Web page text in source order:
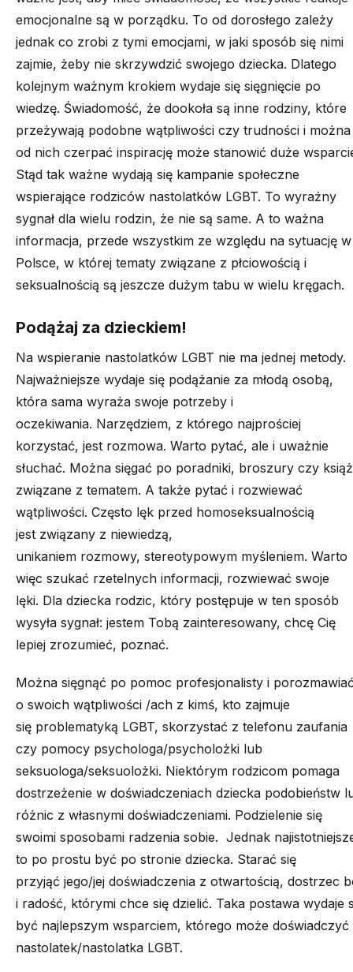
emocjonalne są w porządku. To od dorosłego zależy
jednak co zrobi z tymi emocjami, w jaki sposób się nimi
zajmie, żeby nie skrzywdzić swojego dziecka. Dlatego
kolejnym ważnym krokiem wydaje się sięgnięcie po
wiedzę. Świadomość, że dookoła są inne rodziny, które
przeżywają podobne wątpliwości czy trudności i można
od nich czerpać inspirację może stanowić duże
Stąd tak ważne wydają się kampanie społeczne
wspierające rodziców nastolatków LGBT. To wyraźny
sygnał dla wielu rodzin, że nie są same. A to ważna
informacja, przede wszystkim ze względu na sytuację w
Polsce, w której tematy związane z płciowością i
seksualnością są jeszcze dużym tabu w wielu kręgach.
Podążaj za dzieckiem!
Na wspieranie nastolatków LGBT nie ma jednej metody.
Najważniejsze wydaje się podążanie za młodą osobą,
która sama wyraża swoje potrzeby i
oczekiwania. Narzędziem, z którego najprościej
korzystać, jest rozmowa. Warto pytać, ale i uważnie
słuchać. Można sięgać po poradniki, broszury czy
związane z tematem. A także pytać i rozwiewać
wątpliwości. Często lęk przed homoseksualnością
jest związany z niewiedzą,
unikaniem rozmowy, stereotypowym myśleniem. Warto
więc szukać rzetelnych informacji, rozwiewać swoje
lęki. Dla dziecka rodzic, który postępuje w ten sposób
wysyła sygnał: jestem Tobą zainteresowany, chcę Cię
lepiej zrozumieć, poznać.
Można sięgnąć po pomoc profesjonalisty i
o swoich wątpliwości /ach z kimś, kto zajmuje
się problematyką LGBT, skorzystać z telefonu zaufania
czy pomocy psychologa/psycholożki lub
seksuologa/seksuolożki. Niektórym rodzicom pomaga
dostrzeżenie w doświadczeniach dziecka podobieństw
różnic z własnymi doświadczeniami. Podzielenie się
swoimi sposobami radzenia sobie. Jednak
to po prostu być po stronie dziecka. Starać się
przyjąć jego/jej doświadczenia z otwartością, dostrzec
i radość, którymi chce się dzielić. Taka postawa wydaje
być najlepszym wsparciem, którego może doświadczyć
nastolatek/nastolatka LGBT.